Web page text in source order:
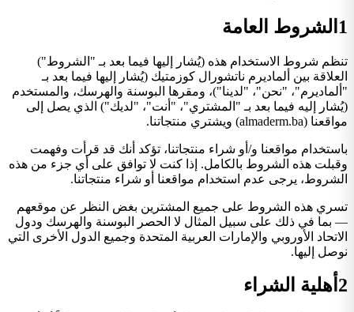
1 الشروط العامة
تنظم شروط الاستخدام هذه (يُشار إليها فيما بعد بـ "الشروط")
العلاقة بين ألماديرم ناتشورال كوزمتيك (يُشار إليها فيما بعد بـ
"ألماديرم"، "نحن"، "لدينا")، ومقرها البوسنة والهرسك، والمستخدم
(يُشار إليه فيما بعد بـ "المشتري"، "أنت"، "لديك") الذي يصل إلى
مواقعنا (almaderm.ba) ويشتري منتجاتنا.
باستخدام مواقعنا و/أو شراء منتجاتنا، تؤكد أنك قد قرأت وفهمت
وقبلت هذه الشروط بالكامل. إذا كنت لا توافق على أي جزء من هذه
الشروط، يرجى عدم استخدام مواقعنا أو شراء منتجاتنا.
تسري هذه الشروط على جميع المشترين بغض النظر عن موقعهم
— بما في ذلك على سبيل المثال لا الحصر البوسنة والهرسك ودول
الاتحاد الأوروبي والإمارات العربية المتحدة وجميع الدول الأخرى التي
نوصل إليها.
2 أهلية الشراء